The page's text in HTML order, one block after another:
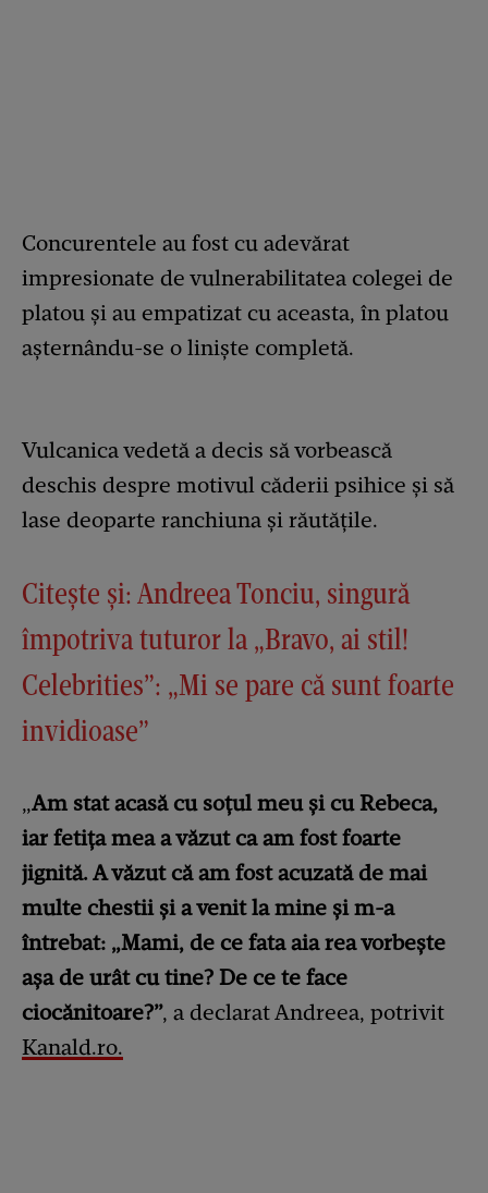
Concurentele au fost cu adevărat
impresionate de vulnerabilitatea colegei de
platou și au empatizat cu aceasta, în platou
așternându-se o liniște completă.
Vulcanica vedetă a decis să vorbească
deschis despre motivul căderii psihice și să
lase deoparte ranchiuna și răutățile.
Citește și: Andreea Tonciu, singură
împotriva tuturor la „Bravo, ai stil!
Celebrities”: „Mi se pare că sunt foarte
invidioase”
„Am stat acasă cu soțul meu și cu Rebeca,
iar fetița mea a văzut ca am fost foarte
jignită. A văzut că am fost acuzată de mai
multe chestii și a venit la mine și m-a
întrebat: „Mami, de ce fata aia rea vorbește
așa de urât cu tine? De ce te face
ciocănitoare?”, a declarat Andreea, potrivit
Kanald.ro.